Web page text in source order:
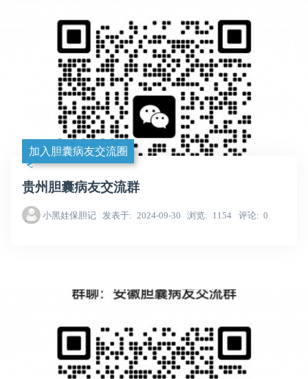
加入胆囊病友交流圈
贵州胆囊病友交流群
小黑娃保胆记 发表于 2024-09-30 浏览 1154 评论 0